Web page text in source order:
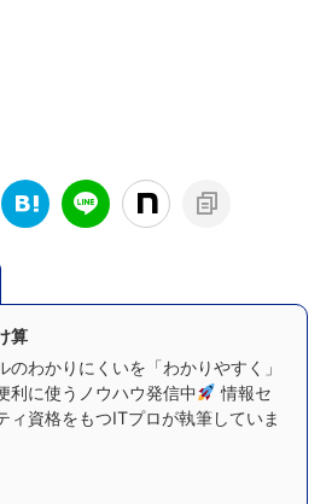
算
のわかりにくいを「わかりやすく」
利に使うノウハウ発信中
情報セ
ィ資格をもつITプロが執筆していま